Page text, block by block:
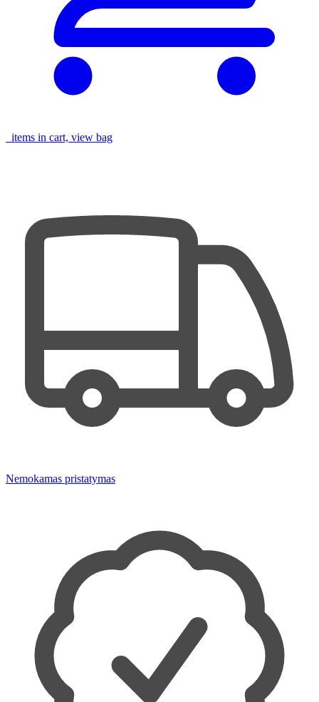
items in cart, view bag
Nemokamas pristatymas